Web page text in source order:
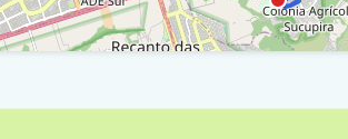
Via Nb 4 / Ra Viii